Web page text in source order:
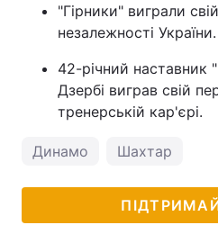
"Гірники" виграли
незалежності
42-річний
Дзербі виграв свій
тренерській кар'єрі.
Динамо Шахтар